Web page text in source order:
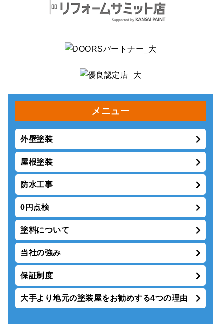
メニュー
外壁塗装
屋根塗装
防水工事
0円点検
塗料について
当社の強み
保証制度
大手より地元の塗装屋をお勧めする4つの理由